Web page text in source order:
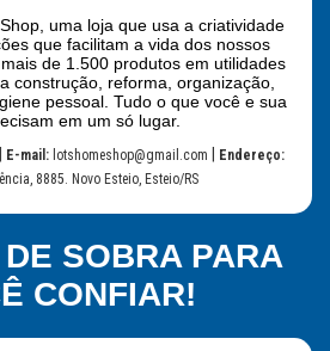
uma loja que usa a criatividade
que facilitam a vida dos nossos
de 1.500 produtos em utilidades
construção, reforma, organização,
pessoal. Tudo o que você e sua
em um só lugar.
E-mail:lotshomeshop@gmail.com
Endereço:
8885. Novo Esteio, Esteio/RS
SOBRA PARA
CONFIAR!